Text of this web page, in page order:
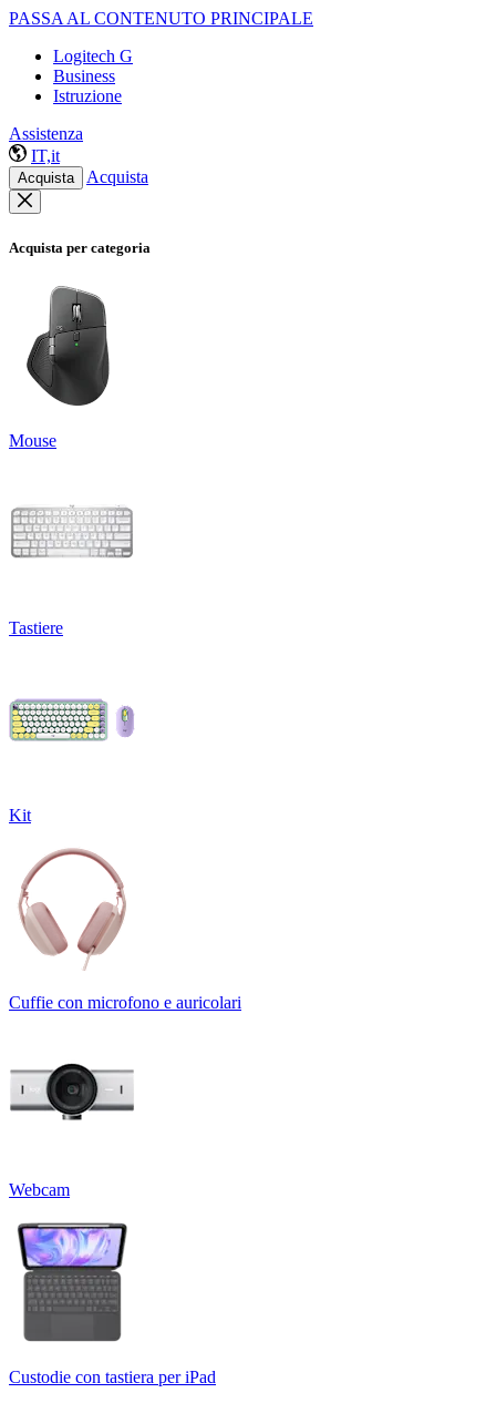
PASSA AL CONTENUTO PRINCIPALE
Logitech G
Business
Istruzione
Assistenza
IT,it
Acquista Acquista
Acquista per categoria
Mouse
Tastiere
Kit
Cuffie con microfono e auricolari
Webcam
Custodie con tastiera per iPad